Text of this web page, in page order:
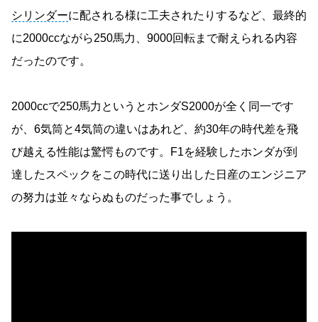
シリンダーに配される様に工夫されたりするなど、最終的
に2000ccながら250馬力、9000回転まで耐えられる内容
だったのです。
2000ccで250馬力というとホンダS2000が全く同一です
が、6気筒と4気筒の違いはあれど、約30年の時代差を飛
び越える性能は驚愕ものです。F1を経験したホンダが到
達したスペックをこの時代に送り出した日産のエンジニア
の努力は並々ならぬものだった事でしょう。